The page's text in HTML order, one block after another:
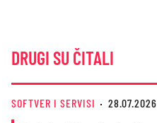
DRUGI SU ČITALI
SOFTVER I SERVISI 28.07.2026